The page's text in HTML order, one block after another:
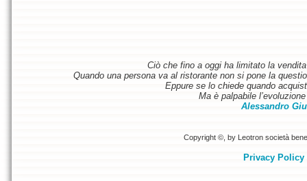
Ciò che fino a oggi ha limitato la
Quando una persona va al ristorante non si pone la
Eppure se lo chiede quando
Ma è palpabile
Alessandro
Copyright ©, by Leotron società
Privacy Policy